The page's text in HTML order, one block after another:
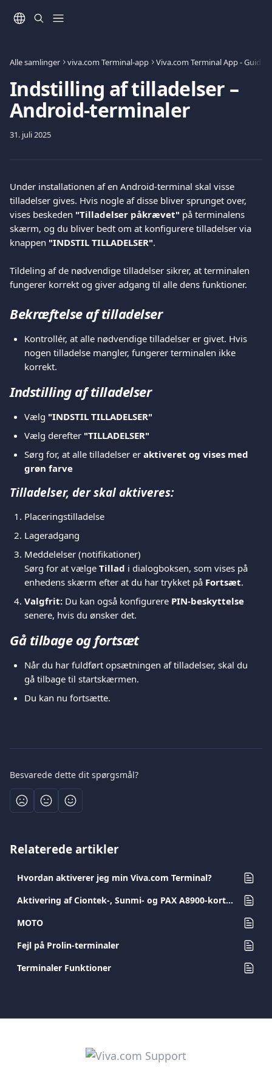
Alle samlinger viva.com Terminal-app Viva.com Terminal App -
Indstilling af tilladelser –
Android-terminaler
31. juli 2025
Under installationen af en Android-terminal skal visse
tilladelser gives. Hvis nogle af disse bliver sprunget over,
vises beskeden "Tilladelser påkrævet" på terminalens
skærm, og du bliver bedt om at konfigurere tilladelser via
knappen "INDSTIL TILLADELSER".
Tildeling af de nødvendige tilladelser sikrer, at terminalen
fungerer korrekt og giver adgang til alle dens funktioner.
Bekræftelse af tilladelser
Kontrollér, at alle nødvendige tilladelser er givet. Hvis
nogen tilladelse mangler, fungerer terminalen ikke
korrekt.
Indstilling af tilladelser
Vælg "INDSTIL TILLADELSER"
Vælg derefter "TILLADELSER"
Sørg for, at alle tilladelser er aktiveret og vises med
grøn farve
Tilladelser, der skal aktiveres:
Placeringstilladelse
Lageradgang
Meddelelser (notifikationer)
Sørg for at vælge Tillad i dialogboksen, som vises på
enhedens skærm efter at du har trykket på Fortsæt.
Valgfrit: Du kan også konfigurere PIN-beskyttelse
senere, hvis du ønsker det.
Gå tilbage og fortsæt
Når du har fuldført opsætningen af tilladelser, skal du
gå tilbage til startskærmen.
Du kan nu fortsætte.
Besvarede dette dit spørgsmål?
Relaterede artikler
Hvordan aktiverer jeg min Viva.com Terminal?
Aktivering af Ciontek-, Sunmi- og PAX A8900-kortterminaler
MOTO
Fejl på Prolin-terminaler
Terminaler Funktioner